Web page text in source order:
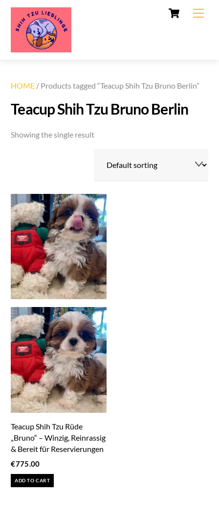
Skip
content
Cart
HOME / Products tagged “Teacup Shih Tzu Bruno Berlin”
Teacup Shih Tzu Bruno Berlin
Showing the single result
Teacup Shih Tzu Rüde
„Bruno“ – Winzig, Reinrassig
& Bereit für Reservierungen
€775.00
ADD TO CART